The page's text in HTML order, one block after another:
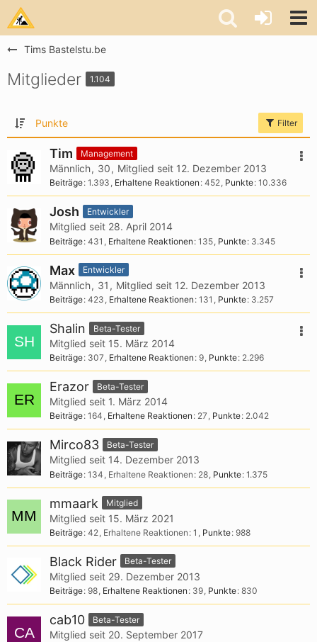
Tims Bastelstu.be
Mitglieder 1.104
Punkte Filter
Tim Management
Männlich 30 Mitglied seit 12. Dezember 2013
Beiträge 1.393 Erhaltene Reaktionen 452 Punkte 10.336
Josh Entwickler
Mitglied seit 28. April 2014
Beiträge 431 Erhaltene Reaktionen 135 Punkte 3.345
Max Entwickler
Männlich 31 Mitglied seit 12. Dezember 2013
Beiträge 423 Erhaltene Reaktionen 131 Punkte 3.257
Shalin Beta-Tester
Mitglied seit 15. März 2014
Beiträge 307 Erhaltene Reaktionen 9 Punkte 2.296
Erazor Beta-Tester
Mitglied seit 1. März 2014
Beiträge 164 Erhaltene Reaktionen 27 Punkte 2.042
Mirco83 Beta-Tester
Mitglied seit 14. Dezember 2013
Beiträge 134 Erhaltene Reaktionen 28 Punkte 1.375
mmaark Mitglied
Mitglied seit 15. März 2021
Beiträge 42 Erhaltene Reaktionen 1 Punkte 988
Black Rider Beta-Tester
Mitglied seit 29. Dezember 2013
Beiträge 98 Erhaltene Reaktionen 39 Punkte 830
cab10 Beta-Tester
Mitglied seit 20. September 2017